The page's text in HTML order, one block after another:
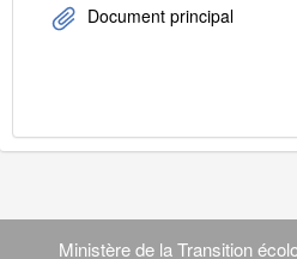
Document principal
Navigation
Ministère de la Transition